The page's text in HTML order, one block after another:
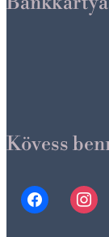
Kövess
facebook